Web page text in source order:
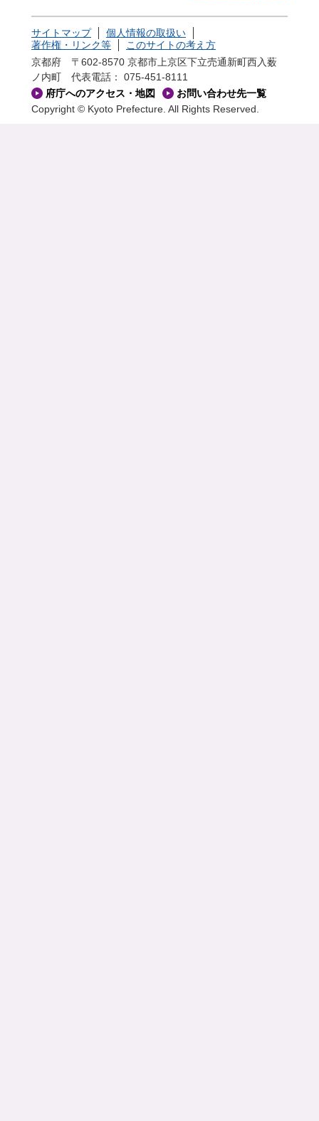
サイトマップ
個人情報の取扱い
著作権・リンク等
このサイトの考え方
京都府 〒602-8570 京都市上京区下立売通新町西入薮
ノ内町
代表電話： 075-451-8111
府庁へのアクセス・地図
お問い合わせ先一覧
Copyright © Kyoto Prefecture. All Rights Reserved.